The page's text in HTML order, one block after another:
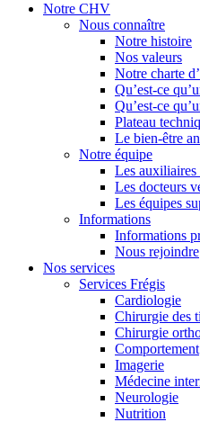
Notre CHV
Nous connaître
Notre histoire
Nos valeurs
Notre charte
Qu’est-ce
Qu’est-ce
Plateau
Le bien-être
Notre équipe
Les auxiliaires
Les docteurs
Les équipes
Informations
Informations
Nous rejoindre
Nos services
Services Frégis
Cardiologie
Chirurgie des
Chirurgie
Comportement
Imagerie
Médecine
Neurologie
Nutrition